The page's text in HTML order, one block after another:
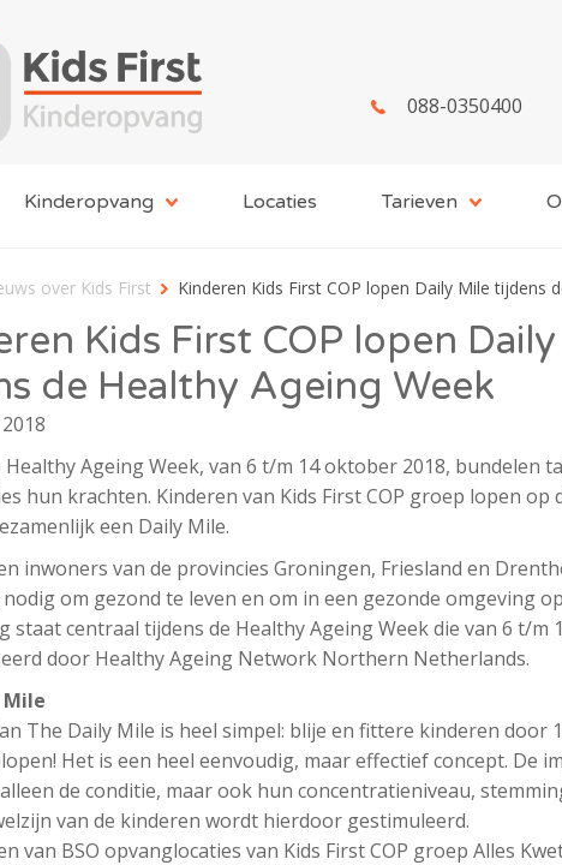
088-0350400
Kinderopvang Locaties Tarieven
over Kids First Kinderen Kids First COP lopen Daily Mile tijdens
Kids First COP lopen
de Healthy Ageing Week
Healthy Ageing Week, van 6 t/m 14 oktober 2018, bundelen
hun krachten. Kinderen van Kids First COP groep lopen op
een Daily Mile.
inwoners van de provincies Groningen, Friesland en
om gezond te leven en om in een gezonde omgeving
staat centraal tijdens de Healthy Ageing Week die van 6 t/
door Healthy Ageing Network Northern Netherlands.
Mile
The Daily Mile is heel simpel: blije en fittere kinderen door
Het is een heel eenvoudig, maar effectief concept. De
de conditie, maar ook hun concentratieniveau,
van de kinderen wordt hierdoor gestimuleerd.
van BSO opvanglocaties van Kids First COP groep Alles